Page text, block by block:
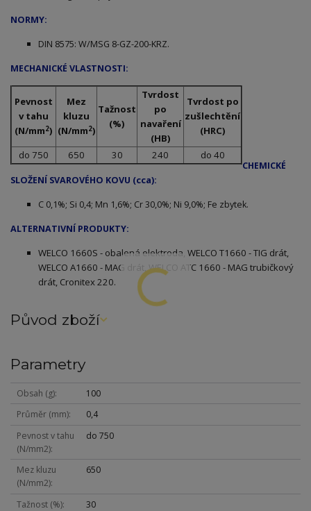
NORMY:
DIN 8575: W/MSG 8-GZ-200-KRZ.
MECHANICKÉ VLASTNOSTI:
Pevnost
v tahu
(N/mm2)
Mez
kluzu
(N/mm2)
Tažnost
(%)
Tvrdost
po
navaření
(HB)
Tvrdost po
zušlechtění
(HRC)
do 750
650 30 240 do 40
CHEMICKÉ
SLOŽENÍ SVAROVÉHO KOVU (cca):
C 0,1%; Si 0,4; Mn 1,6%; Cr 30,0%; Ni 9,0%; Fe zbytek.
ALTERNATIVNÍ PRODUKTY:
WELCO 1660S - obalená elektroda, WELCO T1660 - TIG drát,
WELCO A1660 - MAG drát, WELCO ATC 1660 - MAG trubičkový
drát, Cronitex 220.
Původ zboží
Parametry
Obsah (g)
100
Průměr (mm)
0,4
Pevnost v tahu
(N/mm2)
do 750
Mez kluzu
(N/mm2)
650
Tažnost (%)
30